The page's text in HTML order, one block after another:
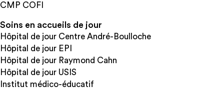
CMP COFI
Soins en accueils de jour
Hôpital de jour Centre André-Boulloche
Hôpital de jour EPI
Hôpital de jour Raymond Cahn
Hôpital de jour USIS
Institut médico-éducatif